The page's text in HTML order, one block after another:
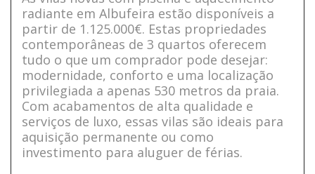
radiante em Albufeira estão disponíveis a
partir de 1.125.000€. Estas propriedades
contemporâneas de 3 quartos oferecem
tudo o que um comprador pode desejar:
modernidade, conforto e uma localização
privilegiada a apenas 530 metros da praia.
Com acabamentos de alta qualidade e
serviços de luxo, essas vilas são ideais para
aquisição permanente ou como
investimento para aluguer de férias.